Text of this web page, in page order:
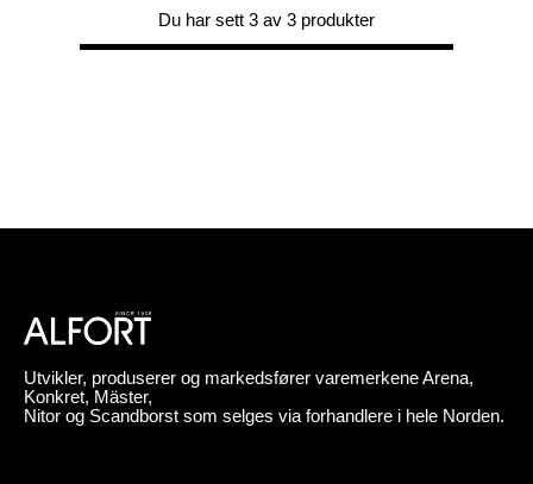
Du har sett 3 av 3 produkter
Utvikler, produserer og markedsfører varemerkene Arena,
Konkret, Mäster,
Nitor og Scandborst som selges via forhandlere i hele Norden.